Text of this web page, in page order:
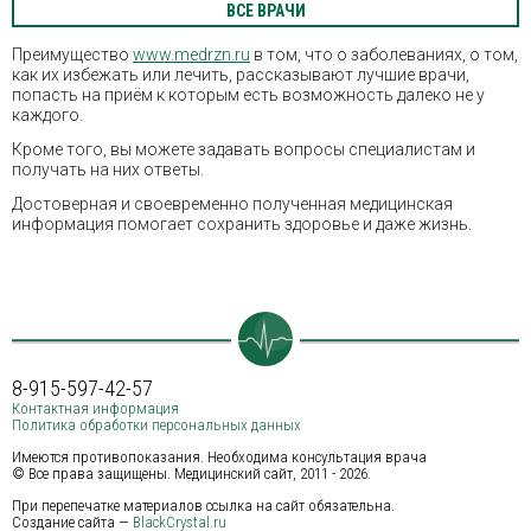
ВСЕ ВРАЧИ
Преимущество www.medrzn.ru в том, что о заболеваниях, о том,
как их избежать или лечить, рассказывают лучшие врачи,
попасть на приём к которым есть возможность далеко не у
каждого.
Кроме того, вы можете задавать вопросы специалистам и
получать на них ответы.
Достоверная и своевременно полученная медицинская
информация помогает сохранить здоровье и даже жизнь.
8-915-597-42-57
Контактная информация
Политика обработки персональных данных
Имеются противопоказания. Необходима консультация врача
© Все права защищены. Медицинский сайт, 2011 - 2026.
При перепечатке материалов ссылка на сайт обязательна.
Создание сайта — BlackCrystal.ru